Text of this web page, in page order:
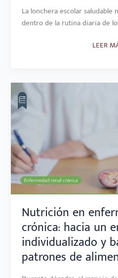
La lonchera escolar
dentro de la rutina diaria de
LEER
Nutrición en
crónica: hacia un
individualizado y
patrones de
HACIA
UN
Y
BASADO
EN
DE